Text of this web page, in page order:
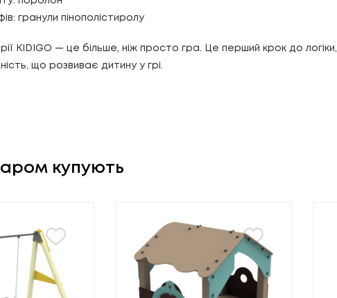
гранули пінополістиролу
KIDIGO — це більше, ніж просто гра. Це перший крок до
що розвиває дитину у грі.
купують